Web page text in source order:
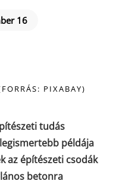
16
PIXABAY)
tudás
példája
az építészeti csodák
betonra